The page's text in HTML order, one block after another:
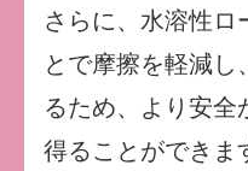
さらに、水溶性ロ
とで摩擦を軽減し
るため、より安全
得ることができま